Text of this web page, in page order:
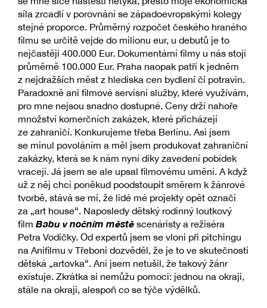
síla zrcadlí v porovnání se západoevropskými kolegy
stejné proporce. Průměrný rozpočet českého hraného
filmu se určitě vejde do milionu eur, u debutů je to
nejčastěji 400.000 Eur. Dokumentární filmy u nás stojí
průměrně 100.000 Eur. Praha naopak patří k jedněm
z nejdražších měst z hlediska cen bydlení či potravin.
Paradoxně ani filmové servisní služby, které využívám,
pro mne nejsou snadno dostupné. Ceny drží nahoře
množství komerčních zakázek, které přicházejí
ze zahraničí. Konkurujeme třeba Berlínu. Asi jsem
se minul povoláním a měl jsem produkovat zahraniční
zakázky, která se k nám nyní díky zavedení pobídek
vracejí. Já jsem se ale upsal filmovému umění. A když
už z něj chci poněkud poodstoupit směrem k žánrové
tvorbě, stává se mi, že lidé mé projekty opět označí
za „art house“. Naposledy dětský rodinný loutkový
film Babu v nočním městě scenáristy a režiséra
Petra Vodičky. Od expertů jsem se vloni při pitchingu
na Anifilmu v Třeboni dozvěděl, že je to ve skutečnosti
dětská „artovka“. Ani jsem netušil, že takový žánr
existuje. Zkrátka si nemůžu pomoci: jednou na okraji,
stále na okraji, alespoň co se týče výdělků.